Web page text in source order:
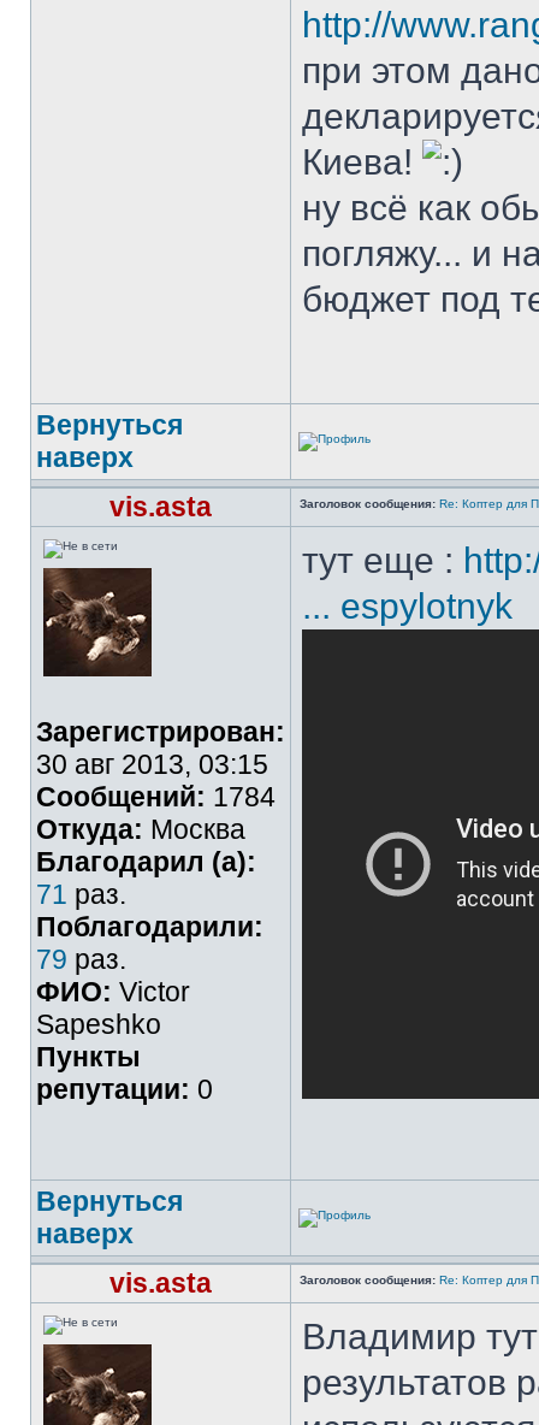
http://
при этом
Киева!
ну всё как
погляжу... и
бюджет под
Вернуться
наверх
vis.asta
Заголовок сообщения: Re: Коптер для
Зарегистрирован:
30 авг 2013, 03:15
Сообщений: 1784
Откуда: Москва
Благодарил (а):
71 раз.
Поблагодарили:
79 раз.
ФИО: Victor
Sapeshko
Пункты
репутации: 0
тут еще :
... espylotnyk
Вернуться
наверх
vis.asta
Заголовок сообщения: Re: Коптер для
Владимир
результатов